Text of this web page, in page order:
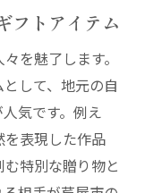
トの選び方
品
フト
フトアイテム
を魅了します。
して、地元の自
気です。例え
表現した作品
特別な贈り物と